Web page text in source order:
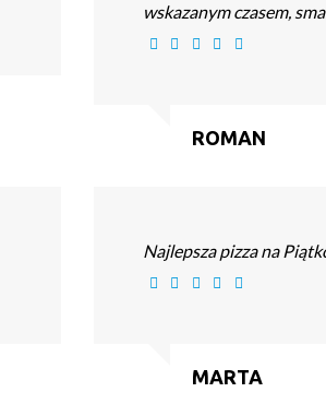
wskazanym czasem,
ROMAN
Najlepsza pizza na
MARTA